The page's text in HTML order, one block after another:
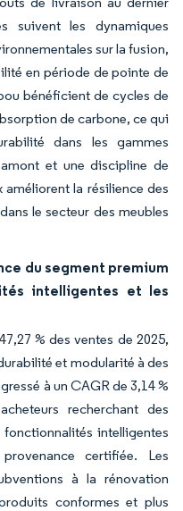
suivent les dynamiques
sur la fusion,
en période de pointe de
bénéficient de cycles de
de carbone, ce qui
dans les gammes
et une discipline de
la résilience des
le secteur des meubles
du segment premium
intelligentes et les
% des ventes de 2025,
et modularité à des
à un CAGR de 3,14 %
recherchant des
intelligentes
certifiée. Les
à la rénovation
conformes et plus